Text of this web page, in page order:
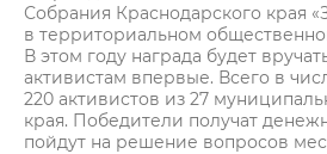
Собрания Краснодарского края
в территориальном
В этом году награда будет
активистам впервые. Всего в
220 активистов из 27
края. Победители получат
пойдут на решение вопросов